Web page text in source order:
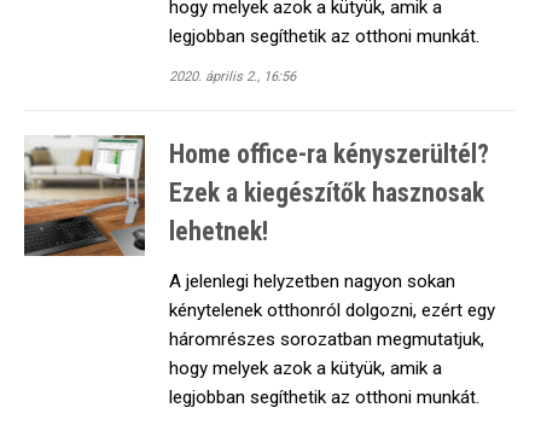
hogy melyek azok a kütyük, amik a
legjobban segíthetik az otthoni munkát.
2020. április 2., 16:56
Home office-ra kényszerültél?
Ezek a kiegészítők hasznosak
lehetnek!
A jelenlegi helyzetben nagyon sokan
kénytelenek otthonról dolgozni, ezért egy
háromrészes sorozatban megmutatjuk,
hogy melyek azok a kütyük, amik a
legjobban segíthetik az otthoni munkát.